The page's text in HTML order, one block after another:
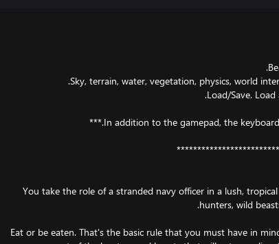
You take the role of a stranded navy officer in a lush,
"Eat or be eaten. That's the basic rule that you must have in